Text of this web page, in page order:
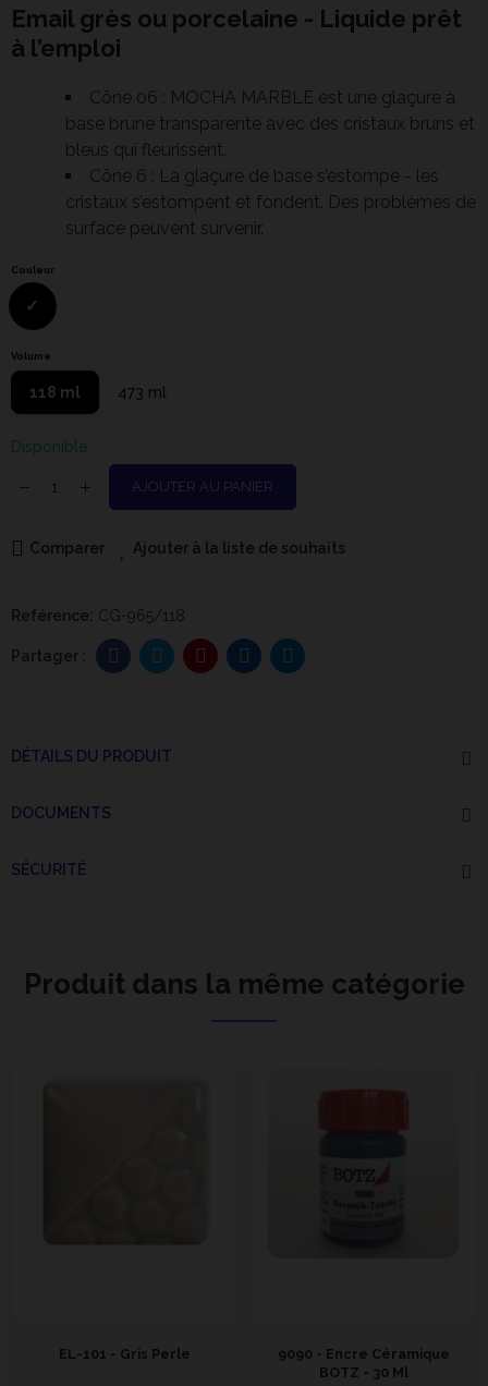
Email grès ou porcelaine - Liquide prêt
à l’emploi
Cône 06 : MOCHA MARBLE est une glaçure à
base brune transparente avec des cristaux bruns et
bleus qui fleurissent.
Cône 6 : La glaçure de base s’estompe - les
cristaux s’estompent et fondent. Des problèmes de
surface peuvent survenir.
Couleur
Volume
118 ml 473 ml
Disponible
AJOUTER AU PANIER
Comparer Ajouter à la liste de souhaits
Reférence: CG-965/118
DÉTAILS DU PRODUIT
DOCUMENTS
SÉCURITÉ
Produit dans la même catégorie
EL-101 - Gris Perle
9090 - Encre Céramique
BOTZ - 30 Ml